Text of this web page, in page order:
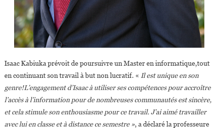
Isaac Kabiuka prévoit de poursuivre un Master en informatique,tout
en continuant son travail à but non lucratif. « Il est unique en son
genre!L’engagement d’Isaac à utiliser ses compétences pour accroître
l’accès à l’information pour de nombreuses communautés est sincère,
et cela stimule son enthousiasme pour ce travail. J’ai aimé travailler
avec lui en classe et à distance ce semestre », a déclaré la professeure